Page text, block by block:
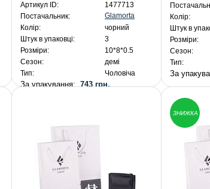
Артикул ID:
1477713
Постачальник:
Glamorta
Колір:
чорний
Штук в упаковці:
3
Розміри:
10*8*0.5
Сезон:
демі
Тип:
Чоловіча
За упакування: 743 грн.
Колір:
Штук в
Розміри:
Сезон:
Тип:
За
ЗНИЖКА